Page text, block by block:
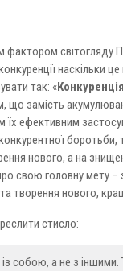
світогляду
наскільки
так: «
що замість
їх ефективним
боротьби,
нового, а на
свою головну мету –
творення нового,
стисло:
собою, а не з іншими.